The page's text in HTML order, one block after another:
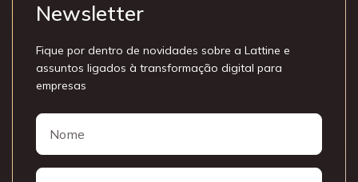
Newsletter
Fique por dentro de novidades sobre a Lattine e
assuntos ligados à transformação digital para
empresas
Nome
E-